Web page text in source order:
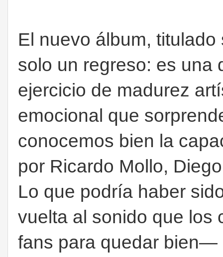
El nuevo álbum,
solo un regreso: es una
ejercicio de madurez
emocional que
conocemos bien la
por Ricardo Mollo,
Lo que podría haber
vuelta al sonido que los
fans para quedar bien—